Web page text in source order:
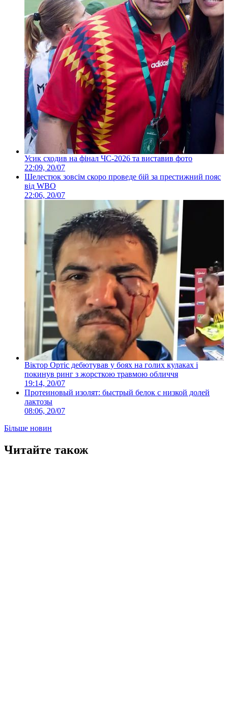
Усик сходив на фінал ЧС-2026 та виставив фото
22:09, 20/07
Шелестюк зовсім скоро проведе бій за престижний пояс
від WBO
22:06, 20/07
Віктор Ортіс дебютував у боях на голих кулаках і
покинув ринг з жорсткою травмою обличчя
19:14, 20/07
Протеиновый изолят: быстрый белок с низкой долей
лактозы
08:06, 20/07
Більше новин
Читайте також